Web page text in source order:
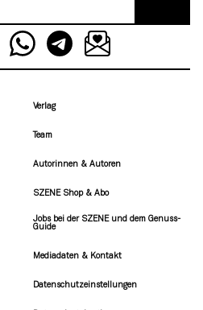
Verlag
Team
Autorinnen & Autoren
SZENE Shop & Abo
Jobs bei der SZENE und dem Genuss-
Guide
Mediadaten & Kontakt
Datenschutzeinstellungen